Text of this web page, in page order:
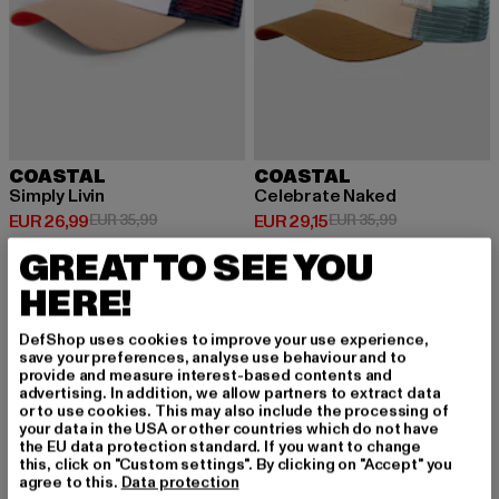
COASTAL
Simply Livin
EUR 26,99
Huidige prijs: EUR 26,99
EUR 35,99Actieprijs: EUR 35,99
COASTAL
Celebrate Naked
EUR 29,15
Huidige prijs: EUR 29,15
EUR 35,99Actieprijs:
-19%
GREAT TO SEE YOU
HERE!
DefShop uses cookies to improve your use experience,
save your preferences, analyse use behaviour and to
provide and measure interest-based contents and
advertising. In addition, we allow partners to extract data
or to use cookies. This may also include the processing of
your data in the USA or other countries which do not have
the EU data protection standard. If you want to change
this, click on "Custom settings". By clicking on "Accept" you
agree to this. Data protection